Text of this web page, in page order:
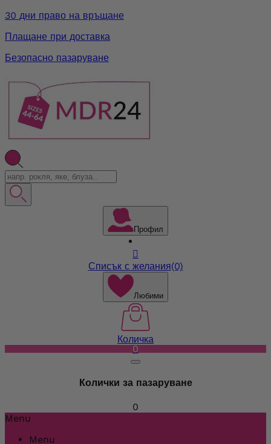
30 дни право на връщане
Плащане при доставка
Безопасно пазаруване
Профил

Списък с желания(0)
Любими
Количка
0
Колички за пазаруване
0
Menu
Menu